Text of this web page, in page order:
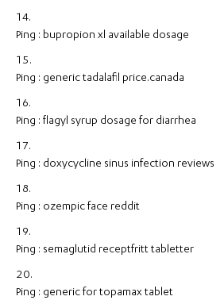
Ping : bupropion xl available dosage
Ping : generic tadalafil price.canada
Ping : flagyl syrup dosage for diarrhea
Ping : doxycycline sinus infection reviews
Ping : ozempic face reddit
Ping : semaglutid receptfritt tabletter
Ping : generic for topamax tablet